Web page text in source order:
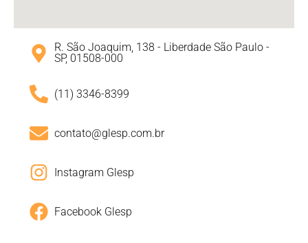
R. São Joaquim, 138 - Liberdade São Paulo -
SP, 01508-000
(11) 3346-8399
contato@glesp.com.br
Instagram Glesp
Facebook Glesp